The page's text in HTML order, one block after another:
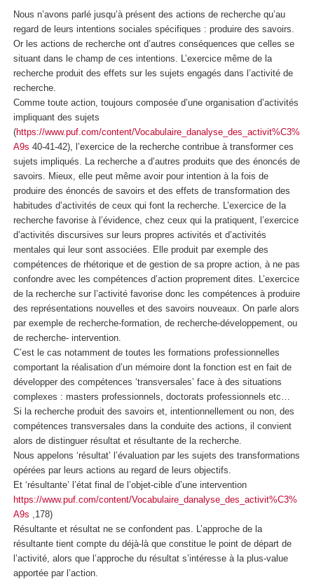
Nous n’avons parlé jusqu’à présent des actions de recherche qu’au
regard de leurs intentions sociales spécifiques : produire des savoirs.
Or les actions de recherche ont d’autres conséquences que celles se
situant dans le champ de ces intentions. L’exercice même de la
recherche produit des effets sur les sujets engagés dans l’activité de
recherche.
Comme toute action, toujours composée d’une organisation d’activités
impliquant des sujets
(https://www.puf.com/content/Vocabulaire_danalyse_des_activit%C3%
A9s 40-41-42), l’exercice de la recherche contribue à transformer ces
sujets impliqués. La recherche a d’autres produits que des énoncés de
savoirs. Mieux, elle peut même avoir pour intention à la fois de
produire des énoncés de savoirs et des effets de transformation des
habitudes d’activités de ceux qui font la recherche. L’exercice de la
recherche favorise à l’évidence, chez ceux qui la pratiquent, l’exercice
d’activités discursives sur leurs propres activités et d’activités
mentales qui leur sont associées. Elle produit par exemple des
compétences de rhétorique et de gestion de sa propre action, à ne pas
confondre avec les compétences d’action proprement dites. L’exercice
de la recherche sur l’activité favorise donc les compétences à produire
des représentations nouvelles et des savoirs nouveaux. On parle alors
par exemple de recherche-formation, de recherche-développement, ou
de recherche- intervention.
C’est le cas notamment de toutes les formations professionnelles
comportant la réalisation d’un mémoire dont la fonction est en fait de
développer des compétences ‘transversales’ face à des situations
complexes : masters professionnels, doctorats professionnels etc…
Si la recherche produit des savoirs et, intentionnellement ou non, des
compétences transversales dans la conduite des actions, il convient
alors de distinguer résultat et résultante de la recherche.
Nous appelons ‘résultat’ l’évaluation par les sujets des transformations
opérées par leurs actions au regard de leurs objectifs.
Et ‘résultante’ l’état final de l’objet-cible d’une intervention
https://www.puf.com/content/Vocabulaire_danalyse_des_activit%C3%
A9s ,178)
Résultante et résultat ne se confondent pas. L’approche de la
résultante tient compte du déjà-là que constitue le point de départ de
l’activité, alors que l’approche du résultat s’intéresse à la plus-value
apportée par l’action.